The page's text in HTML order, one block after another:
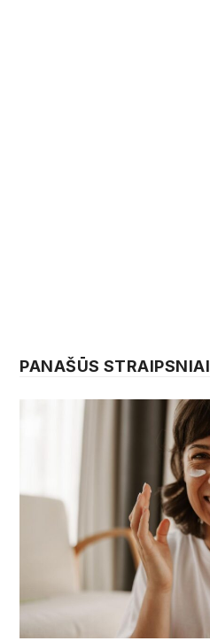
PANAŠŪS STRAIPSNIAI